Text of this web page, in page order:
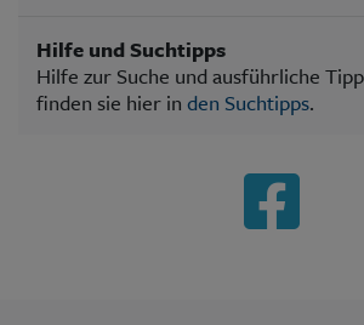
Hilfe und Suchtipps
Hilfe zur Suche und ausführliche
finden sie hier in den Suchtipps.